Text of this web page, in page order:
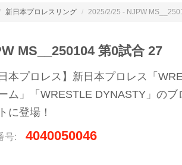
新日本プロレスリング 2025/2/25 - NJPW
MS__250104 第0試合 27
日本プロレス】新日本プロレス「
ム」「WRESTLE DYNASTY」の
に登場！
号: 4040050046